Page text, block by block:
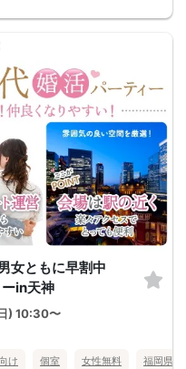
女ともに早割中
in天神
) 10:30〜
け 個室 女性無料 福岡県